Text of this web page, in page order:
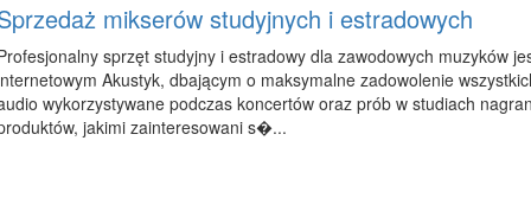
mikserów studyjnych i estradowych
sprzęt studyjny i estradowy dla zawodowych muzyków
Akustyk, dbającym o maksymalne zadowolenie
wykorzystywane podczas koncertów oraz prób w studiach
jakimi zainteresowani s�...